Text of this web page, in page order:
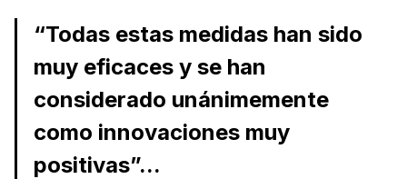
“Todas estas medidas han sido
muy eficaces y se han
considerado unánimemente
como innovaciones muy
positivas”...